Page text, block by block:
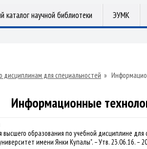
каталог научной библиотеки ЭУМК
дисциплинам для специальностей »
Информационные
высшего образования по учебной дисциплине
имени Янки Купалы". – Утв. 23.06.16.